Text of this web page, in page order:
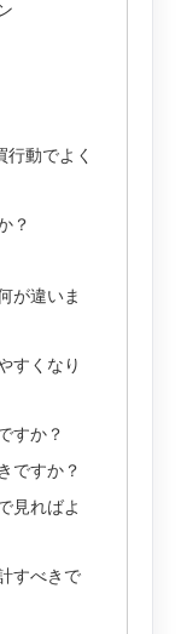
動でよく
？
が違いま
すくなり
すか？
ですか？
見ればよ
すべきで